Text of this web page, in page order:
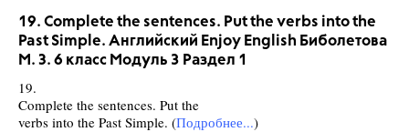
19. Complete the sentences. Put the verbs into the
Past Simple. Английский Enjoy English Биболетова
М. З. 6 класс Модуль 3 Раздел 1
19.
Complete the sentences. Put the
verbs into the Past Simple. (Подробнее...)